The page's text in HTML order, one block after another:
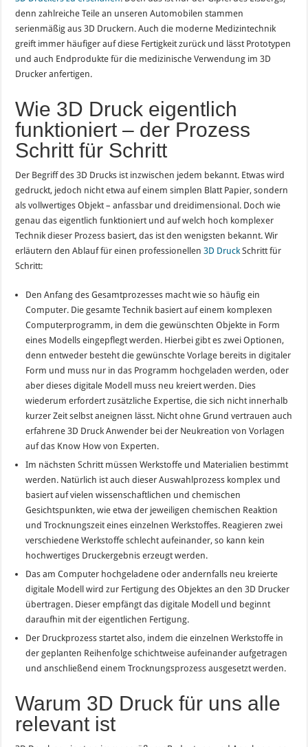
denn zahlreiche Teile an unseren Automobilen stammen
serienmäßig aus 3D Druckern. Auch die moderne Medizintechnik
greift immer häufiger auf diese Fertigkeit zurück und lässt Prototypen
und auch Endprodukte für die medizinische Verwendung im 3D
Drucker anfertigen.
Wie 3D Druck eigentlich
funktioniert – der Prozess
Schritt für Schritt
Der Begriff des 3D Drucks ist inzwischen jedem bekannt. Etwas wird
gedruckt, jedoch nicht etwa auf einem simplen Blatt Papier, sondern
als vollwertiges Objekt – anfassbar und dreidimensional. Doch wie
genau das eigentlich funktioniert und auf welch hoch komplexer
Technik dieser Prozess basiert, das ist den wenigsten bekannt. Wir
erläutern den Ablauf für einen professionellen3D Druck Schritt für
Schritt:
Den Anfang des Gesamtprozesses macht wie so häufig ein
Computer. Die gesamte Technik basiert auf einem komplexen
Computerprogramm, in dem die gewünschten Objekte in Form
eines Modells eingepflegt werden. Hierbei gibt es zwei Optionen,
denn entweder besteht die gewünschte Vorlage bereits in digitaler
Form und muss nur in das Programm hochgeladen werden, oder
aber dieses digitale Modell muss neu kreiert werden. Dies
wiederum erfordert zusätzliche Expertise, die sich nicht innerhalb
kurzer Zeit selbst aneignen lässt. Nicht ohne Grund vertrauen auch
erfahrene 3D Druck Anwender bei der Neukreation von Vorlagen
auf das Know How von Experten.
Im nächsten Schritt müssen Werkstoffe und Materialien bestimmt
werden. Natürlich ist auch dieser Auswahlprozess komplex und
basiert auf vielen wissenschaftlichen und chemischen
Gesichtspunkten, wie etwa der jeweiligen chemischen Reaktion
und Trocknungszeit eines einzelnen Werkstoffes. Reagieren zwei
verschiedene Werkstoffe schlecht aufeinander, so kann kein
hochwertiges Druckergebnis erzeugt werden.
Das am Computer hochgeladene oder andernfalls neu kreierte
digitale Modell wird zur Fertigung des Objektes an den 3D Drucker
übertragen. Dieser empfängt das digitale Modell und beginnt
daraufhin mit der eigentlichen Fertigung.
Der Druckprozess startet also, indem die einzelnen Werkstoffe in
der geplanten Reihenfolge schichtweise aufeinander aufgetragen
und anschließend einem Trocknungsprozess ausgesetzt werden.
Warum 3D Druck für uns alle
relevant ist